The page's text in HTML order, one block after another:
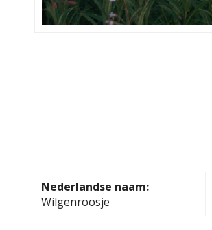
Nederlandse naam:
Wilgenroosje